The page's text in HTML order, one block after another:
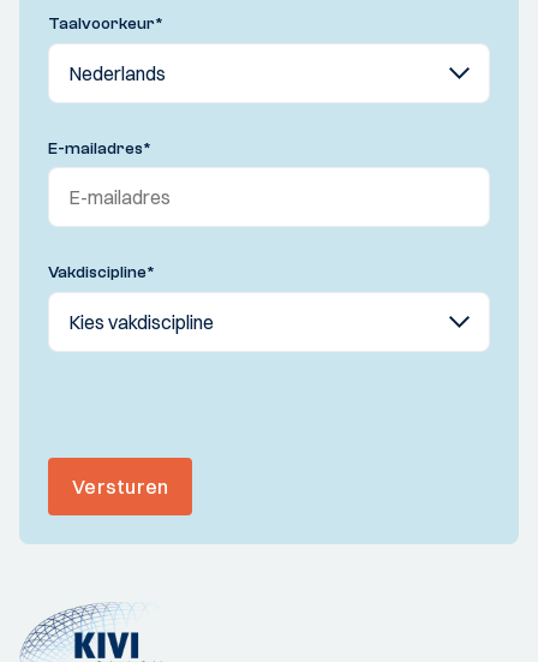
Taalvoorkeur*
E-mailadres*
Vakdiscipline*
Versturen